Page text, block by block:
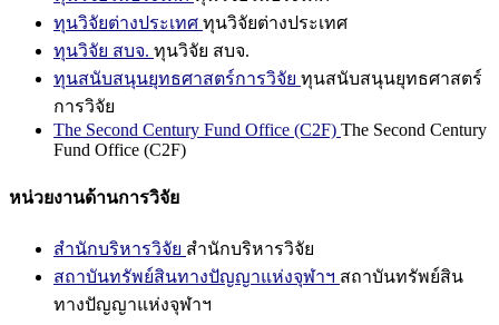
ทุนวิจัยต่างประเทศ ทุนวิจัยต่างประเทศ
ทุนวิจัย สบจ. ทุนวิจัย สบจ.
ทุนสนับสนุนยุทธศาสตร์การวิจัย ทุนสนับสนุนยุทธศาสตร์
การวิจัย
The Second Century Fund Office (C2F) The Second Century
Fund Office (C2F)
หน่วยงานด้านการวิจัย
สำนักบริหารวิจัย สำนักบริหารวิจัย
สถาบันทรัพย์สินทางปัญญาแห่งจุฬาฯ สถาบันทรัพย์สิน
ทางปัญญาแห่งจุฬาฯ